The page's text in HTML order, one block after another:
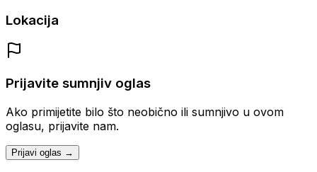
Lokacija
Prijavite sumnjiv oglas
Ako primijetite bilo što neobično ili sumnjivo u ovom
oglasu, prijavite nam.
Prijavi oglas →